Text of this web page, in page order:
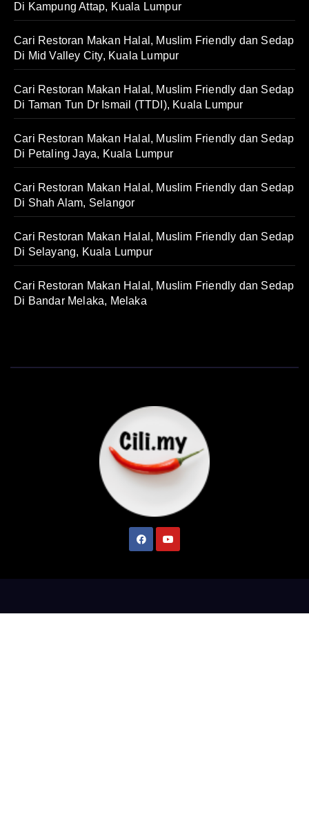
Di Kampung Attap, Kuala Lumpur
Cari Restoran Makan Halal, Muslim Friendly dan Sedap
Di Mid Valley City, Kuala Lumpur
Cari Restoran Makan Halal, Muslim Friendly dan Sedap
Di Taman Tun Dr Ismail (TTDI), Kuala Lumpur
Cari Restoran Makan Halal, Muslim Friendly dan Sedap
Di Petaling Jaya, Kuala Lumpur
Cari Restoran Makan Halal, Muslim Friendly dan Sedap
Di Shah Alam, Selangor
Cari Restoran Makan Halal, Muslim Friendly dan Sedap
Di Selayang, Kuala Lumpur
Cari Restoran Makan Halal, Muslim Friendly dan Sedap
Di Bandar Melaka, Melaka